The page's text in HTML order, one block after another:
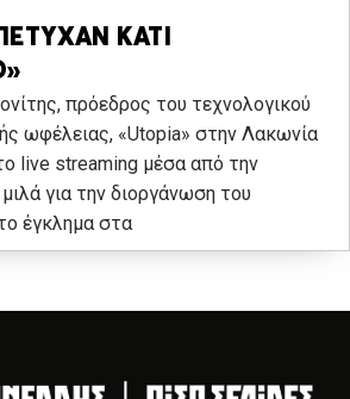
ΚΑΤΙ
πρόεδρος του τεχνολογικού
ωφέλειας, «Utopia» στην Λακωνία
live streaming μέσα από την
για την διοργάνωση του
έγκλημα στα